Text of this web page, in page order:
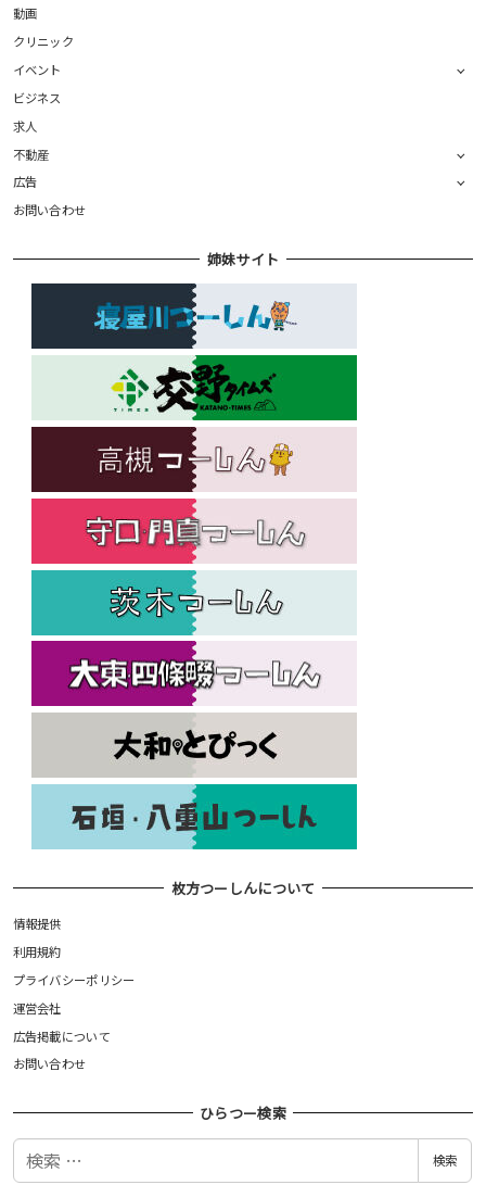
動画
クリニック
イベント
ビジネス
求人
不動産
広告
お問い合わせ
姉妹サイト
枚方つーしんについて
情報提供
利用規約
プライバシーポリシー
運営会社
広告掲載について
お問い合わせ
ひらつー検索
検
検索